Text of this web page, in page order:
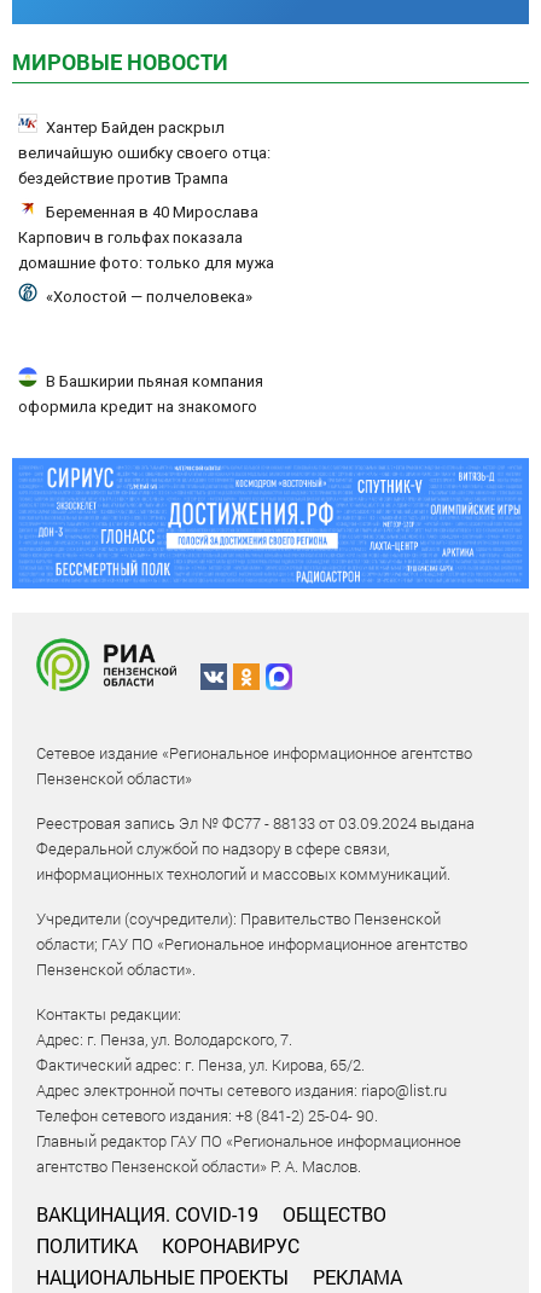
МИРОВЫЕ НОВОСТИ
Хантер Байден раскрыл
величайшую ошибку своего отца:
бездействие против Трампа
Беременная в 40 Мирослава
Карпович в гольфах показала
домашние фото: только для мужа
«Холостой — полчеловека»
В Башкирии пьяная компания
оформила кредит на знакомого
Сетевое издание «Региональное информационное агентство
Пензенской области»
Реестровая запись Эл № ФС77 - 88133 от 03.09.2024 выдана
Федеральной службой по надзору в сфере связи,
информационных технологий и массовых коммуникаций.
Учредители (соучредители): Правительство Пензенской
области; ГАУ ПО «Региональное информационное агентство
Пензенской области».
Контакты редакции:
Адрес: г. Пенза, ул. Володарского, 7.
Фактический адрес: г. Пенза, ул. Кирова, 65/2.
Адрес электронной почты сетевого издания: riapo@list.ru
Телефон сетевого издания: +8 (841-2) 25-04- 90.
Главный редактор ГАУ ПО «Региональное информационное
агентство Пензенской области» Р. А. Маслов.
ВАКЦИНАЦИЯ. COVID-19
ОБЩЕСТВО
ПОЛИТИКА
КОРОНАВИРУС
НАЦИОНАЛЬНЫЕ ПРОЕКТЫ
РЕКЛАМА